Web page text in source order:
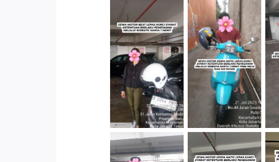
Cityplaza
Jatinegara
Gedung Parkir
P6A
Antar Jemput
Kendaraan